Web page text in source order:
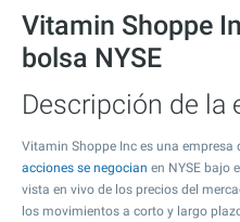
Vitamin Shoppe
bolsa NYSE
Descripción de la
Vitamin Shoppe Inc es una empresa
acciones se negocian en NYSE bajo
vista en vivo de los precios del
los movimientos a corto y largo